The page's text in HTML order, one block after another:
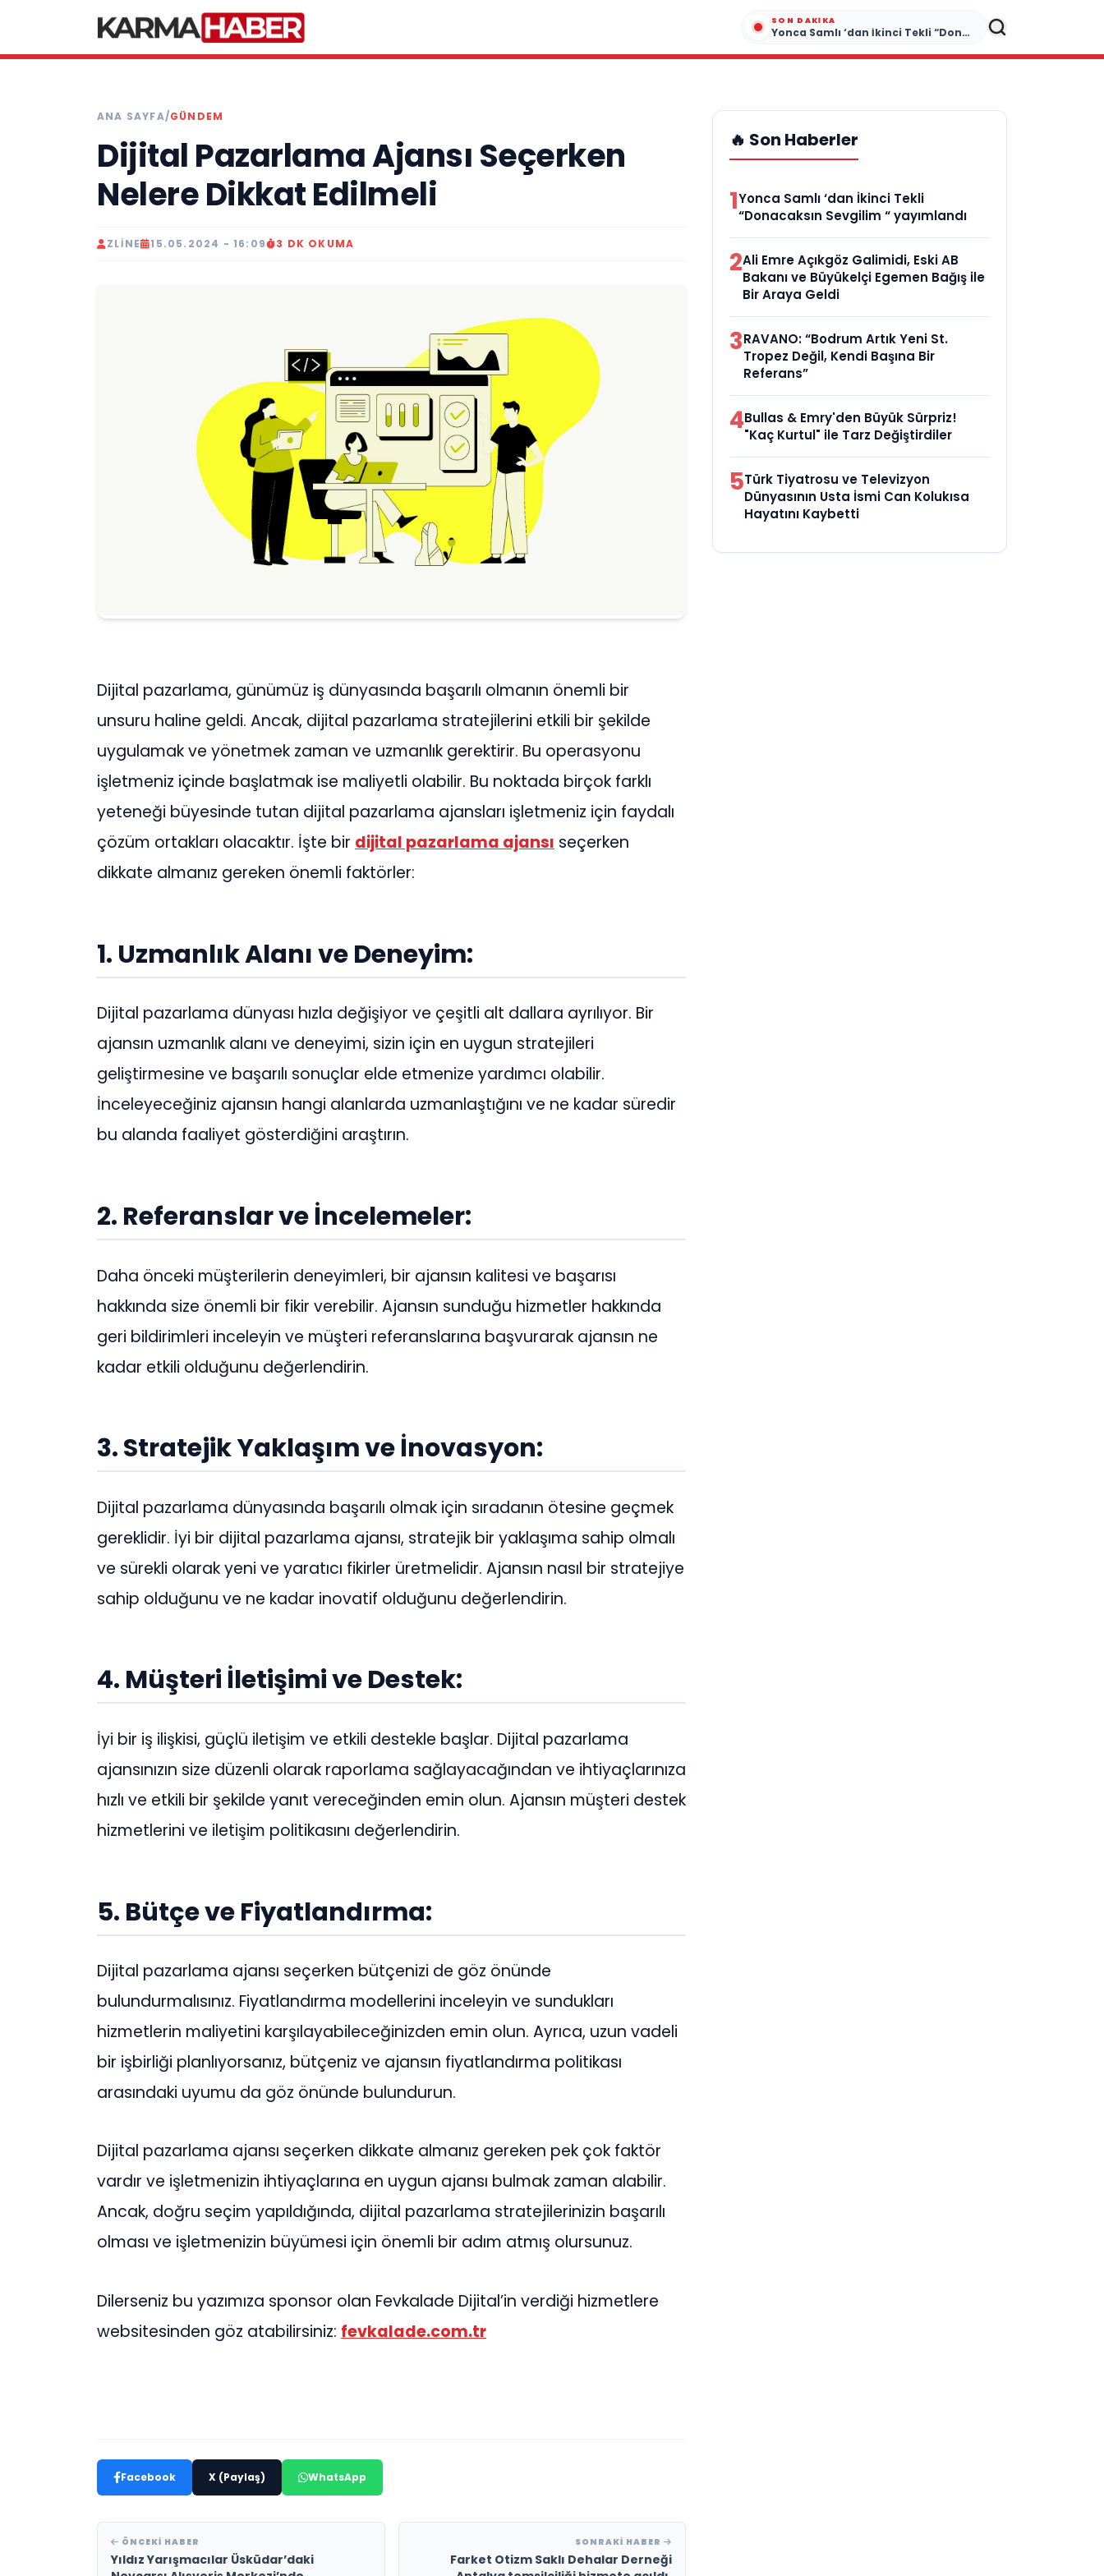
SON DAKIKA
Yonca Samlı ‘dan İkinci Tekli “Donacaksın Sevgilim “ yayımlandı
ANA SAYFA/GÜNDEM
Dijital Pazarlama Ajansı Seçerken
Nelere Dikkat Edilmeli
ZLINE 15.05.2024 - 16:09 3 DK OKUMA
Dijital pazarlama, günümüz iş dünyasında başarılı olmanın önemli bir
unsuru haline geldi. Ancak, dijital pazarlama stratejilerini etkili bir şekilde
uygulamak ve yönetmek zaman ve uzmanlık gerektirir. Bu operasyonu
işletmeniz içinde başlatmak ise maliyetli olabilir. Bu noktada birçok farklı
yeteneği büyesinde tutan dijital pazarlama ajansları işletmeniz için faydalı
çözüm ortakları olacaktır. İşte bir dijital pazarlama ajansı seçerken
dikkate almanız gereken önemli faktörler:
1. Uzmanlık Alanı ve Deneyim:
Dijital pazarlama dünyası hızla değişiyor ve çeşitli alt dallara ayrılıyor. Bir
ajansın uzmanlık alanı ve deneyimi, sizin için en uygun stratejileri
geliştirmesine ve başarılı sonuçlar elde etmenize yardımcı olabilir.
İnceleyeceğiniz ajansın hangi alanlarda uzmanlaştığını ve ne kadar süredir
bu alanda faaliyet gösterdiğini araştırın.
2. Referanslar ve İncelemeler:
Daha önceki müşterilerin deneyimleri, bir ajansın kalitesi ve başarısı
hakkında size önemli bir fikir verebilir. Ajansın sunduğu hizmetler hakkında
geri bildirimleri inceleyin ve müşteri referanslarına başvurarak ajansın ne
kadar etkili olduğunu değerlendirin.
3. Stratejik Yaklaşım ve İnovasyon:
Dijital pazarlama dünyasında başarılı olmak için sıradanın ötesine geçmek
gereklidir. İyi bir dijital pazarlama ajansı, stratejik bir yaklaşıma sahip olmalı
ve sürekli olarak yeni ve yaratıcı fikirler üretmelidir. Ajansın nasıl bir stratejiye
sahip olduğunu ve ne kadar inovatif olduğunu değerlendirin.
4. Müşteri İletişimi ve Destek:
İyi bir iş ilişkisi, güçlü iletişim ve etkili destekle başlar. Dijital pazarlama
ajansınızın size düzenli olarak raporlama sağlayacağından ve ihtiyaçlarınıza
hızlı ve etkili bir şekilde yanıt vereceğinden emin olun. Ajansın müşteri destek
hizmetlerini ve iletişim politikasını değerlendirin.
5. Bütçe ve Fiyatlandırma:
Dijital pazarlama ajansı seçerken bütçenizi de göz önünde
bulundurmalısınız. Fiyatlandırma modellerini inceleyin ve sundukları
hizmetlerin maliyetini karşılayabileceğinizden emin olun. Ayrıca, uzun vadeli
bir işbirliği planlıyorsanız, bütçeniz ve ajansın fiyatlandırma politikası
arasındaki uyumu da göz önünde bulundurun.
Dijital pazarlama ajansı seçerken dikkate almanız gereken pek çok faktör
vardır ve işletmenizin ihtiyaçlarına en uygun ajansı bulmak zaman alabilir.
Ancak, doğru seçim yapıldığında, dijital pazarlama stratejilerinizin başarılı
olması ve işletmenizin büyümesi için önemli bir adım atmış olursunuz.
Dilerseniz bu yazımıza sponsor olan Fevkalade Dijital’in verdiği hizmetlere
websitesinden göz atabilirsiniz: fevkalade.com.tr
Facebook X (Paylaş) WhatsApp
ÖNCEKI HABER
Yıldız Yarışmacılar Üsküdar’daki
SONRAKI HABER
Farket Otizm Saklı Dehalar Derneği
🔥 Son Haberler
1Yonca Samlı ‘dan İkinci Tekli
“Donacaksın Sevgilim “ yayımlandı
2Ali Emre Açıkgöz Galimidi, Eski AB
Bakanı ve Büyükelçi Egemen Bağış ile
Bir Araya Geldi
3RAVANO: “Bodrum Artık Yeni St.
Tropez Değil, Kendi Başına Bir
Referans”
4Bullas & Emry'den Büyük Sürpriz!
"Kaç Kurtul" ile Tarz Değiştirdiler
5Türk Tiyatrosu ve Televizyon
Dünyasının Usta İsmi Can Kolukısa
Hayatını Kaybetti